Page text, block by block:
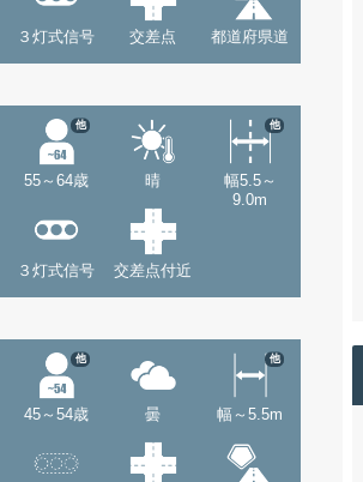
３灯式信号 交差点 都道府県道
55～64歳
他
晴
幅5.5～
9.0m
他
３灯式信号 交差点付近
45～54歳
他
曇 幅～5.5m
他